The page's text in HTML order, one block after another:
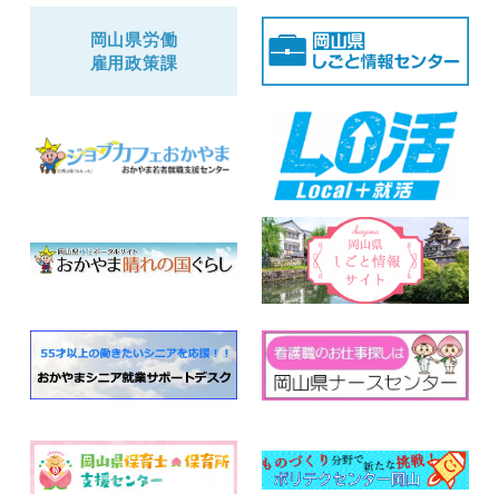
岡山県労働
雇用政策課